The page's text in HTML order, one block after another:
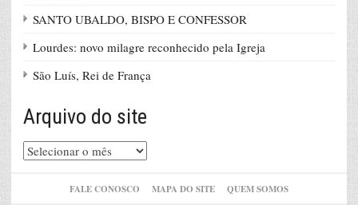
SANTO UBALDO, BISPO E CONFESSOR
Lourdes: novo milagre reconhecido pela Igreja
São Luís, Rei de França
Arquivo do site
Arquivo
do
FALE CONOSCO MAPA DO SITE QUEM SOMOS